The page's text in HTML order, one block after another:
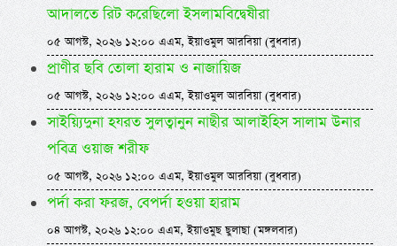
আদালতে রিট করেছিলো ইসলামবিদ্বেষীরা
০৫ আগস্ট, ২০২৬ ১২:০০ এএম, ইয়াওমুল আরবিয়া (বুধবার)
প্রাণীর ছবি তোলা হারাম ও নাজায়িজ
০৫ আগস্ট, ২০২৬ ১২:০০ এএম, ইয়াওমুল আরবিয়া (বুধবার)
সাইয়্যিদুনা হযরত সুলত্বানুন নাছীর আলাইহিস সালাম উনার
পবিত্র ওয়াজ শরীফ
০৫ আগস্ট, ২০২৬ ১২:০০ এএম, ইয়াওমুল আরবিয়া (বুধবার)
পর্দা করা ফরজ, বেপর্দা হওয়া হারাম
০৪ আগস্ট, ২০২৬ ১২:০০ এএম, ইয়াওমুছ ছুলাছা (মঙ্গলবার)